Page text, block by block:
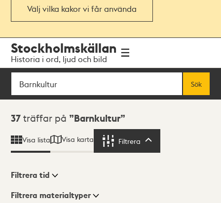
Välj vilka kakor vi får använda
navigationen
huvudinnehållet
Stockholmskällan
Historia i ord, ljud och bild
Sök
Sök
Sökresultat
37 träffar på Barnkultur
Visa lista Visa karta Filtrera
Visningsläge
Filtrera tid
Filtrera materialtyper